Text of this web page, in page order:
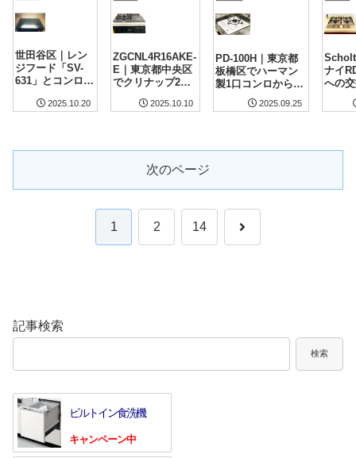
世田谷区｜レン
ジフード「SV-
631」とコンロ
を最新モデルへ
2025.10.20
ZGCNL4R16AKE-
E｜東京都中央区
でクリナップ2口
へ交換
2025.10.10
PD-100H｜東京都
板橋区でハーマン
製1口コンロからの
交換事例
2025.09.25
ナイ
への
次のページ
1 2 14 次
記事検索
検索
ビルトイン食洗機
キャンペーン中